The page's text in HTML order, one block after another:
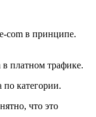
com в принципе.
платном трафике.
категории.
что это